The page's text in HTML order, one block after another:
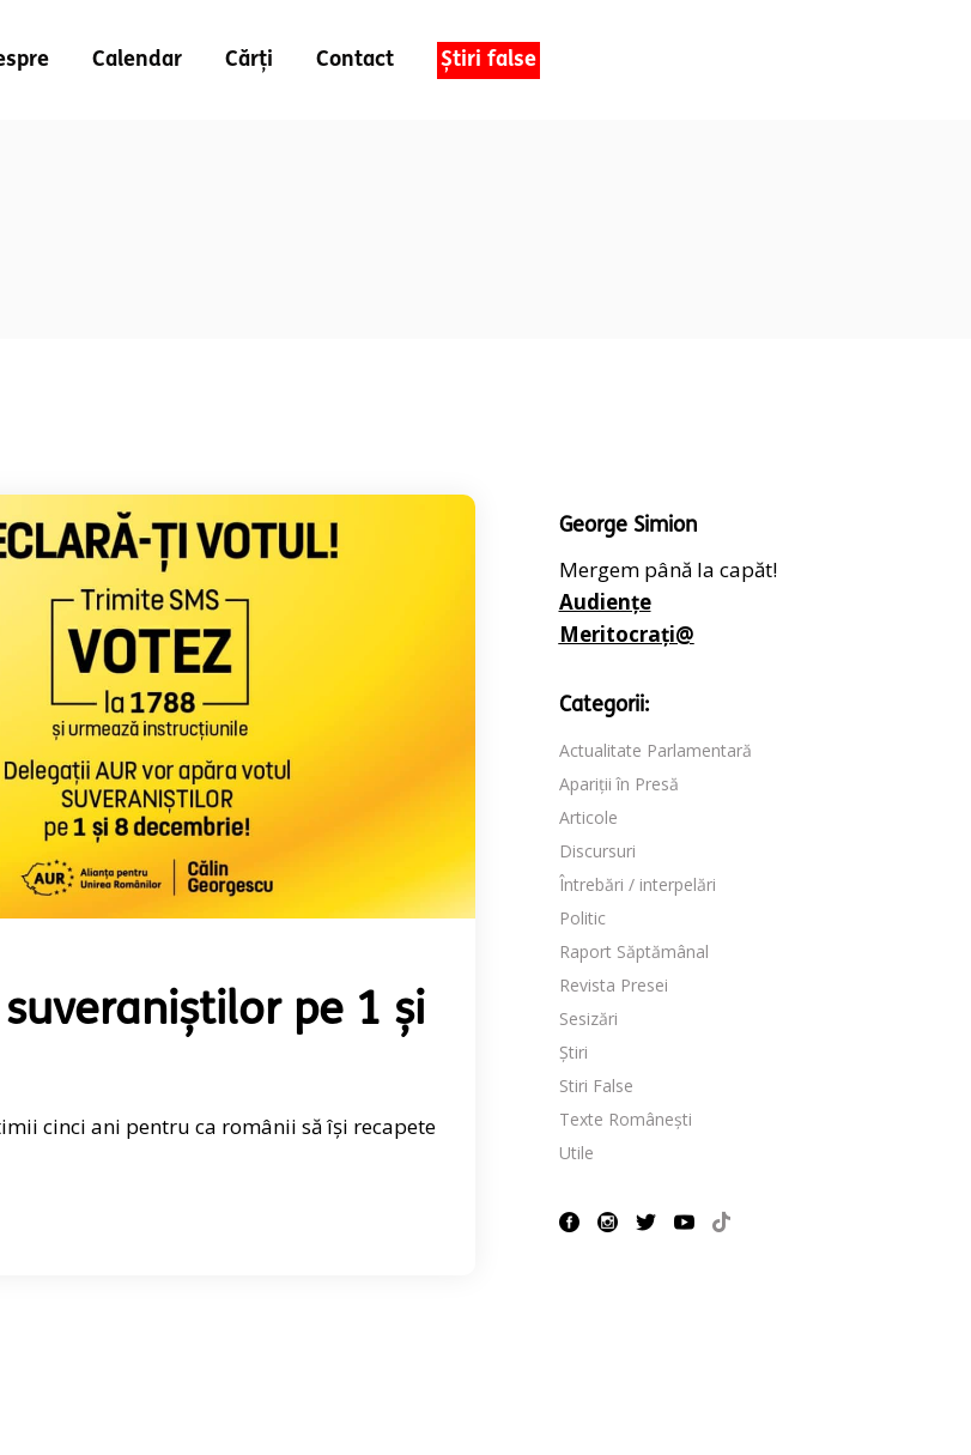
Calendar Cărți Contact Știri false
pe 1 și
cinci ani pentru ca românii să își recapete
George Simion
Mergem până la capăt!
Audiențe
Meritocrați@
Categorii:
Actualitate Parlamentară
Apariții în Presă
Articole
Discursuri
Întrebări / interpelări
Politic
Raport Săptămânal
Revista Presei
Sesizări
Știri
Stiri False
Texte Românești
Utile